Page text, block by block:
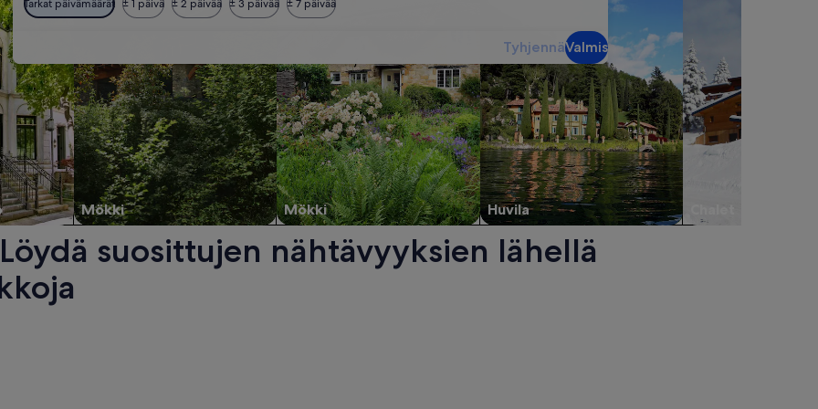
Tarkat päivämäärät ± 1 päivä ± 2 päivää ± 3 päivää ± 7 päivää
TyhjennäValmis
Mökki Mökki Huvila
suosittujen nähtävyyksien lähellä